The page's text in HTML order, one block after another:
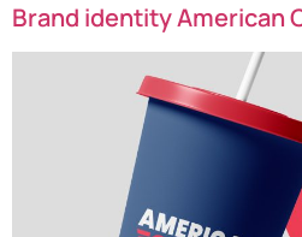
Brand identity American